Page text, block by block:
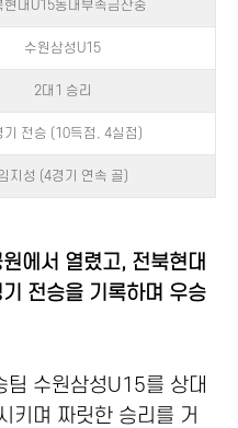
현대U15동대부속금산중
수원삼성U15
2대1 승리
기 전승 (10득점, 4실점)
지성 (4경기 연속 골)
에서 열렸고, 전북현대
전승을 기록하며 우승
팀 수원삼성U15를 상대
키며 짜릿한 승리를 거